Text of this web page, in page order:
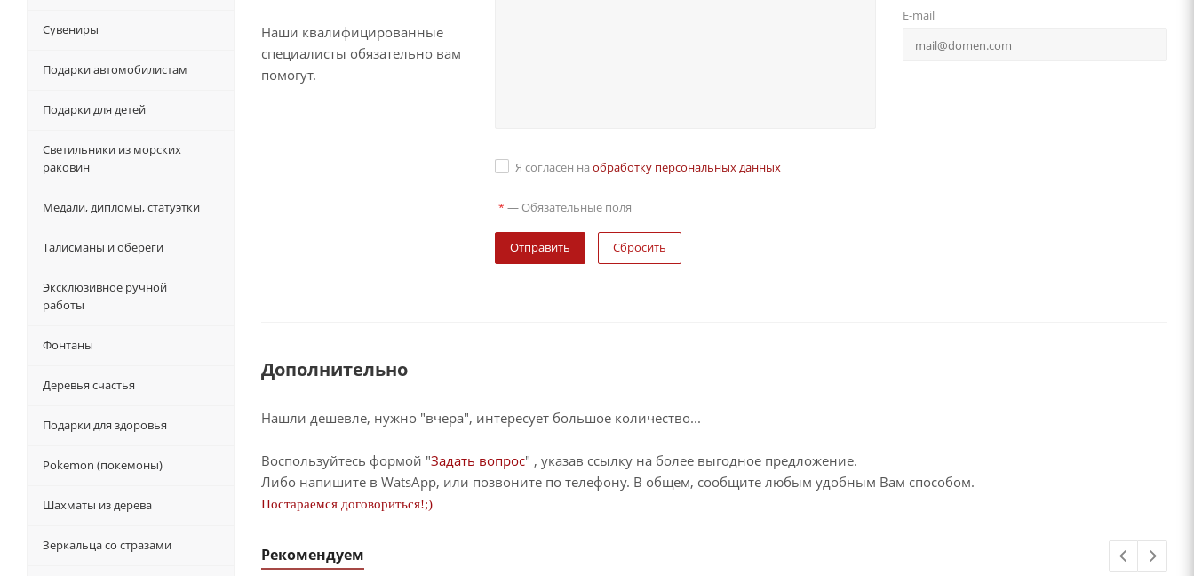
Наши квалифицированные
специалисты обязательно вам
помогут.
E-mail
Я согласен на обработку персональных данных
* — Обязательные поля
Сбросить
Дополнительно
Нашли дешевле, нужно "вчера", интересует большое количество...
Воспользуйтесь формой "Задать вопрос" , указав ссылку на более выгодное предложение.
Либо напишите в WatsApp, или позвоните по телефону. В общем, сообщите любым удобным Вам способом.
Постараемся договориться!;)
Рекомендуем
Сувениры
Подарки автомобилистам
Подарки для детей
Светильники из морских
раковин
Медали, дипломы, статуэтки
Талисманы и обереги
Эксклюзивное ручной
работы
Фонтаны
Деревья счастья
Подарки для здоровья
Pokemon (покемоны)
Шахматы из дерева
Зеркальца со стразами